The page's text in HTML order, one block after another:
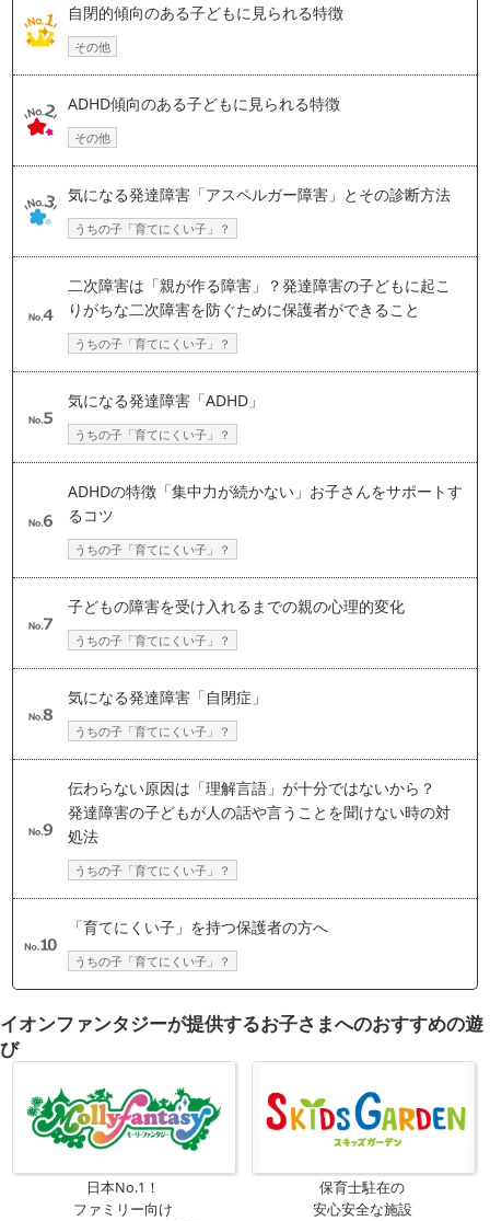
自閉的傾向のある子どもに見られる特徴
その他
ADHD傾向のある子どもに見られる特徴
その他
気になる発達障害「アスペルガー障害」とその診断方法
うちの子「育てにくい子」？
二次障害は「親が作る障害」？発達障害の子どもに起こ
りがちな二次障害を防ぐために保護者ができること
うちの子「育てにくい子」？
気になる発達障害「ADHD」
うちの子「育てにくい子」？
ADHDの特徴「集中力が続かない」お子さんをサポートす
るコツ
うちの子「育てにくい子」？
子どもの障害を受け入れるまでの親の心理的変化
うちの子「育てにくい子」？
気になる発達障害「自閉症」
うちの子「育てにくい子」？
伝わらない原因は「理解言語」が十分ではないから？
発達障害の子どもが人の話や言うことを聞けない時の対
処法
うちの子「育てにくい子」？
「育てにくい子」を持つ保護者の方へ
うちの子「育てにくい子」？
イオンファンタジーが提供するお子さまへのおすすめの遊
び
日本No.1！
ファミリー向け
保育士駐在の
安心安全な施設